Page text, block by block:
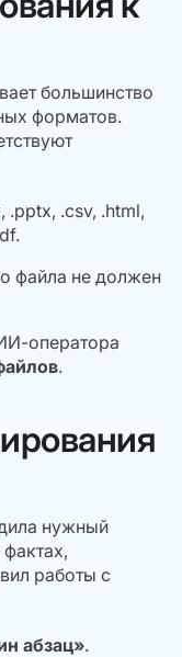
большинство
форматов.
.pptx, .csv, .html,
файла не должен
оператора
.
нужный
работы с
абзац».